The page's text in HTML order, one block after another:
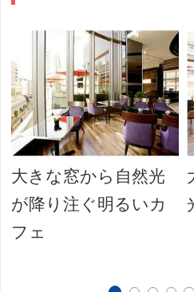
大きな窓から自然光
が降り注ぐ明るいカ
フェ